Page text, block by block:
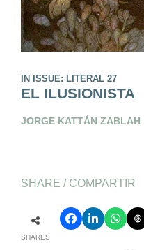
IN ISSUE: LITERAL 27
EL ILUSIONISTA
JORGE KATTÁN ZABLAH
SHARE / COMPARTIR
SHARES